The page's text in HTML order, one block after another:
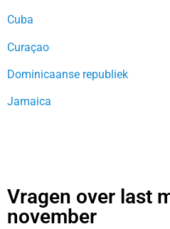
Cuba
Curaçao
Dominicaanse republiek
Jamaica
Vragen over last
november